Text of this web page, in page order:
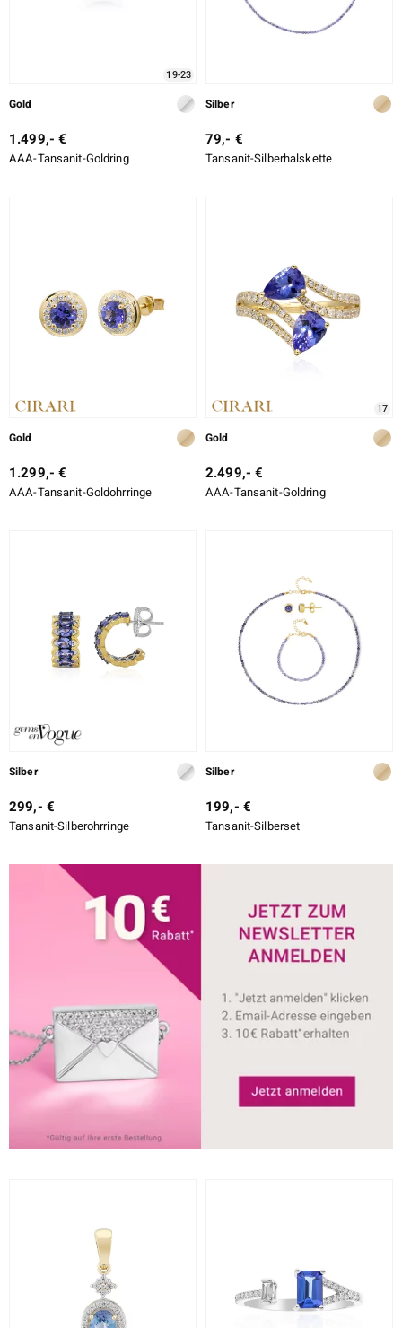
19-23
Gold
1.499,- €
AAA-Tansanit-Goldring
Silber
79,- €
Tansanit-Silberhalskette
Gold
1.299,- €
AAA-Tansanit-Goldohrringe
17
Gold
2.499,- €
AAA-Tansanit-Goldring
Silber
299,- €
Tansanit-Silberohrringe
Silber
199,- €
Tansanit-Silberset